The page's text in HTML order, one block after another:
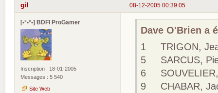
08-12-2005 00:39:05
gil
[•°•°•] BDFI ProGamer
Inscription : 18-01-2005
Messages : 5 540
Site Web
Dave O'Brien a
1 TRIGON,
5 SARCUS,
6
9 CHABAR,